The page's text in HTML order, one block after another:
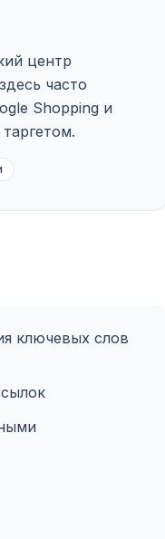
центр
часто
Shopping и
ключевых слов